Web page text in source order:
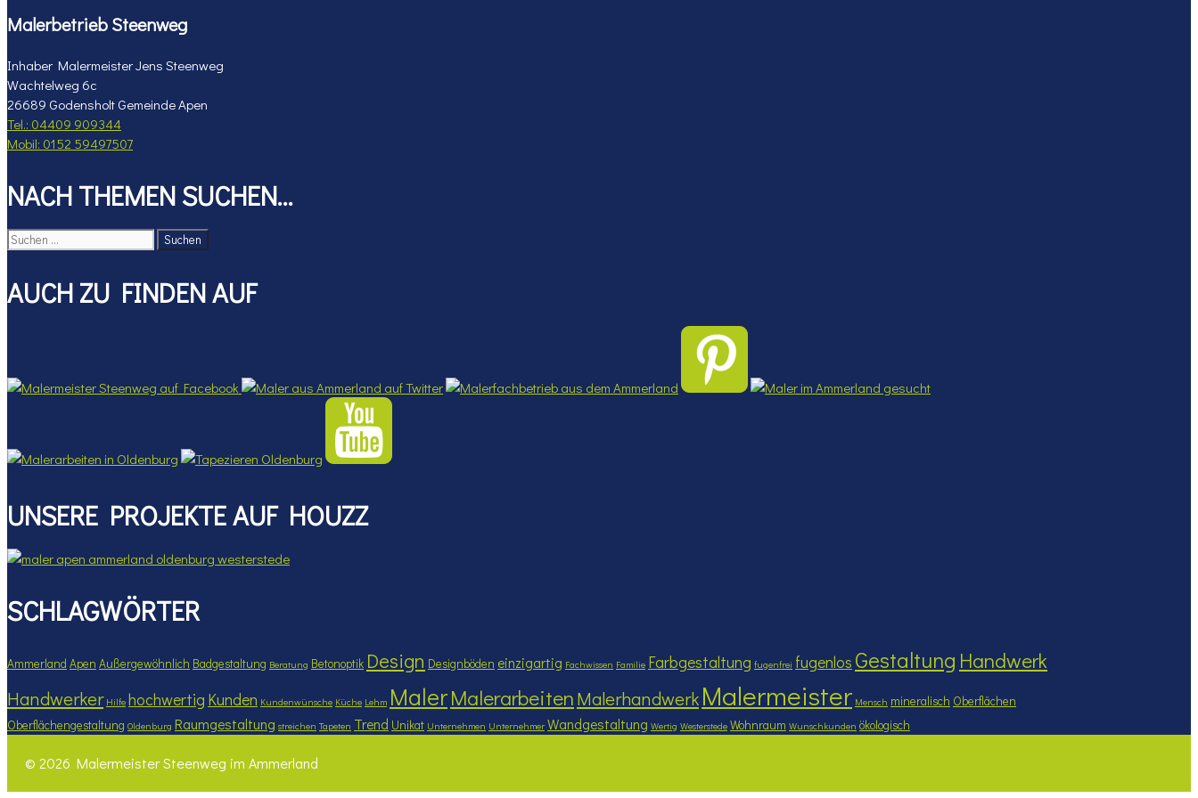
Malerbetrieb Steenweg
Inhaber Malermeister Jens Steenweg
Wachtelweg 6c
26689 Godensholt Gemeinde Apen
Tel.: 04409 909344
Mobil: 0152 59497507
NACH THEMEN SUCHEN…
Suchen
AUCH ZU FINDEN AUF
UNSERE PROJEKTE AUF HOUZZ
SCHLAGWÖRTER
Ammerland Apen Außergewöhnlich Badgestaltung Beratung Betonoptik Design Designböden einzigartig Fachwissen Familie Farbgestaltung fugenfrei fugenlos Gestaltung Handwerk
Handwerker Hilfe hochwertig Kunden Kundenwünsche Küche Lehm MalerMalerarbeitenMalerhandwerkMalermeister Mensch mineralisch Oberflächen
Oberflächengestaltung Oldenburg Raumgestaltung streichen Tapeten Trend Unikat Unternehmen Unternehmer Wandgestaltung Wertig Westerstede Wohnraum Wunschkunden ökologisch
© 2026 Malermeister Steenweg im Ammerland